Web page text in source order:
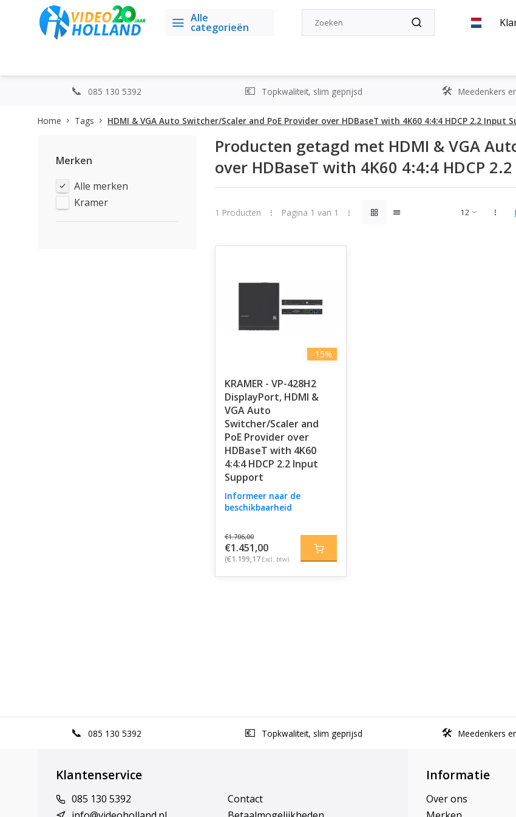
Alle
categorieën
085 130 5392 Topkwaliteit, slim geprijsd Meedenkers
Home Tags HDMI & VGA Auto Switcher/Scaler and PoE Provider over HDBaseT with 4K60 4:4:4 HDCP 2.2 Input
Merken
Alle merken
Kramer
Producten getagd met HDMI & VGA
over HDBaseT with 4K60 4:4:4 HDCP
1 Producten Pagina 1 van 1
-15%
KRAMER - VP-428H2
DisplayPort, HDMI &
VGA Auto
Switcher/Scaler and
PoE Provider over
HDBaseT with 4K60
4:4:4 HDCP 2.2 Input
Support
Informeer naar de
beschikbaarheid
€1.706,00
€1.451,00
(€1.199,17 Excl. btw)
085 130 5392 Topkwaliteit, slim geprijsd Meedenkers
Klantenservice
085 130 5392
Contact
Informatie
Over ons